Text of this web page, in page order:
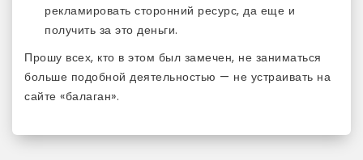
рекламировать сторонний ресурс, да еще и
получить за это деньги.
Прошу всех, кто в этом был замечен, не заниматься
больше подобной деятельностью — не устраивать на
сайте «балаган».